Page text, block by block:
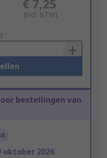
€ 7,25
(incl. BTW)
bestellingen van
oktober 2026